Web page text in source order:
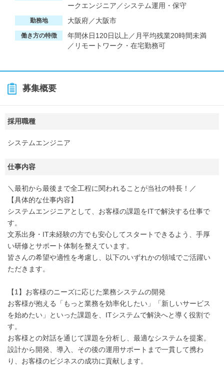
ークエンジニア／システム運用・保守
勤務地 大阪府／大阪市
働き方の特徴
年間休日120日以上／月平均残業20時間未満
／リモートワーク・在宅勤務可
募集概要
採用職種
システムエンジニア
仕事内容
＼最初から最後まで全工程に関われることが当社の特長！／
【具体的な仕事内容】
システムエンジニアとして、お客様の課題をITで解決する仕事で
す。
文系出身・IT未経験の方でも安心してスタートできるよう、手厚
い研修とサポート体制を整えています。
皆さんの希望や適性を考慮し、以下のいずれかの領域でご活躍い
ただきます。
【1】お客様のニーズに応じた業務システムの開発
お客様が抱える「もっと業務を効率化したい」「新しいサービス
を始めたい」といった課題を、ITシステムで解決へと導く役割で
す。
お客様との対話を通じて課題を分析し、最適なシステムを提案。
設計から開発、導入、その後の運用サポートまで一貫して携わ
り、お客様のビジネスの成功に貢献します。